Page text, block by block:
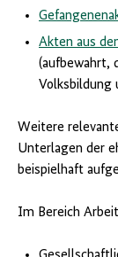
Akten aus
(aufbewahrt,
Volksbildung
Weitere
Unterlagen der
beispielhaft
Im Bereich